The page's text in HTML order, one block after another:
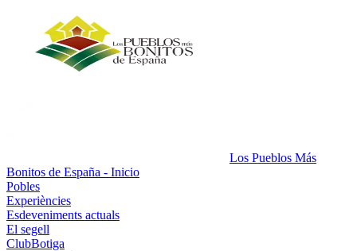
Los Pueblos Más
Bonitos de España - Inicio
Pobles
Experiències
Esdeveniments actuals
El segell
ClubBotiga